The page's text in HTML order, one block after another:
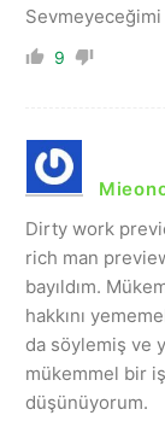
Sevmeyeceğimi
9
Dirty work
rich man
bayıldım.
hakkını
da söylemiş ve
mükemmel bir
düşünüyorum.